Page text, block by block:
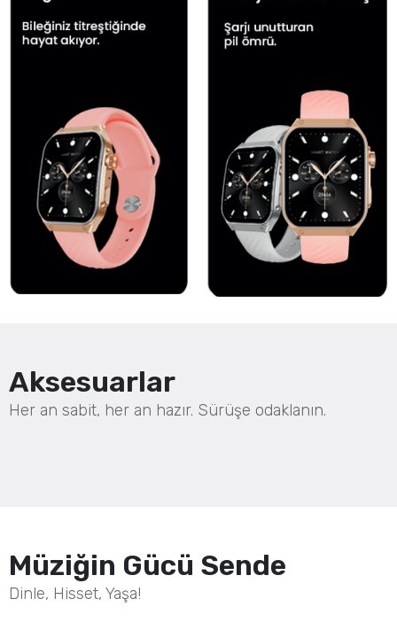
Aksesuarlar
Her an sabit, her an hazır. Sürüşe odaklanın.
Müziğin Gücü Sende
Dinle, Hisset, Yaşa!